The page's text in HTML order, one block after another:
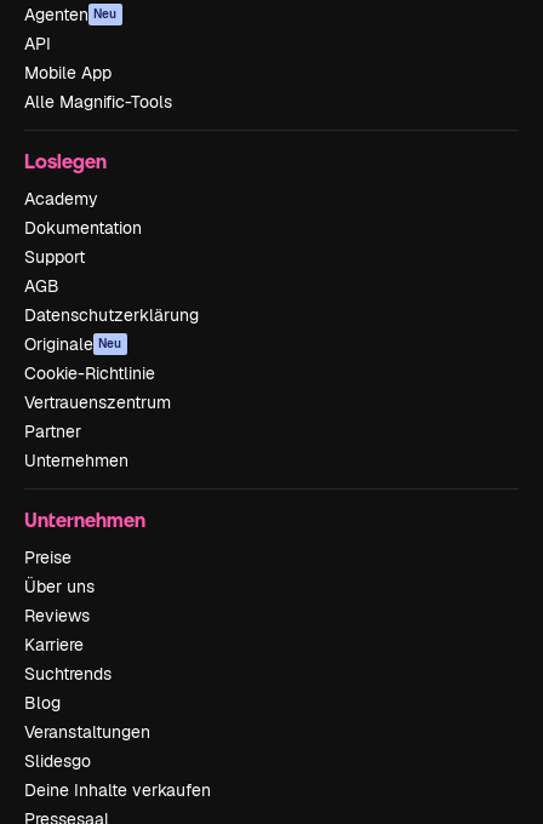
Agenten Neu
API
Mobile App
Alle Magnific-Tools
Loslegen
Academy
Dokumentation
Support
AGB
Datenschutzerklärung
Originale Neu
Cookie-Richtlinie
Vertrauenszentrum
Partner
Unternehmen
Unternehmen
Preise
Über uns
Reviews
Karriere
Suchtrends
Blog
Veranstaltungen
Slidesgo
Deine Inhalte verkaufen
Pressesaal